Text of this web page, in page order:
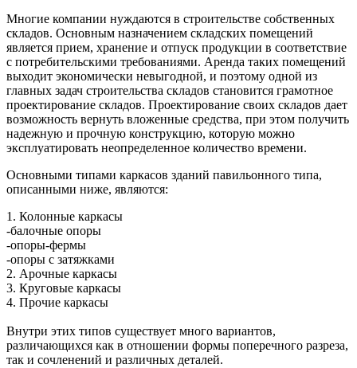
Многие компании нуждаются в строительстве собственных
складов. Основным назначением складских помещений
является прием, хранение и отпуск продукции в соответствие
с потребительскими требованиями. Аренда таких помещений
выходит экономически невыгодной, и поэтому одной из
главных задач строительства складов становится грамотное
проектирование складов. Проектирование своих складов дает
возможность вернуть вложенные средства, при этом получить
надежную и прочную конструкцию, которую можно
эксплуатировать неопределенное количество времени.
Основными типами каркасов зданий павильонного типа,
описанными ниже, являются:
1. Колонные каркасы
-балочные опоры
-опоры-фермы
-опоры с затяжками
2. Арочные каркасы
3. Круговые каркасы
4. Прочие каркасы
Внутри этих типов существует много вариантов,
различающихся как в отношении формы поперечного разреза,
так и сочленений и различных деталей.